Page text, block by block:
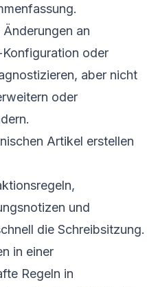
Änderungen an
oder
aber nicht
oder
Artikel erstellen
und
die Schreibsitzung.
in einer
Regeln in